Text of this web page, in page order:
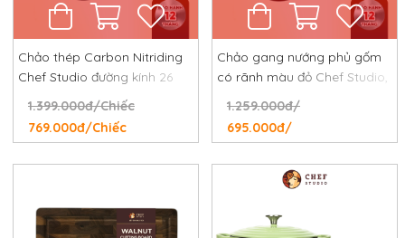
Chảo thép Carbon Nitriding
Chef Studio đường kính 26
cm, chống dính tự nhiên,
chống rỉ, chống xước
1.399.000đ/Chiếc
769.000đ/Chiếc
Chảo gang nướng phủ gốm
có rãnh màu đỏ Chef Studio,
đường kính 24 cm
1.259.000đ/
695.000đ/